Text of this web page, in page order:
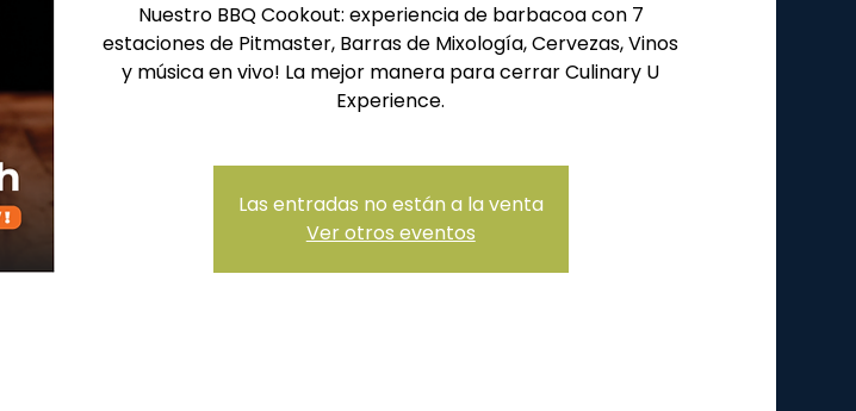
Nuestro BBQ Cookout: experiencia de barbacoa con 7
estaciones de Pitmaster, Barras de Mixología, Cervezas, Vinos
y música en vivo! La mejor manera para cerrar Culinary U
Experience.
Las entradas no están a la venta
Ver otros eventos